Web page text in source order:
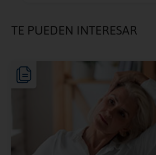
TE PUEDEN INTERESAR